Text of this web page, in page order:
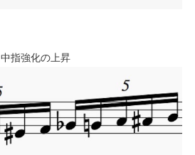
中指強化の上昇